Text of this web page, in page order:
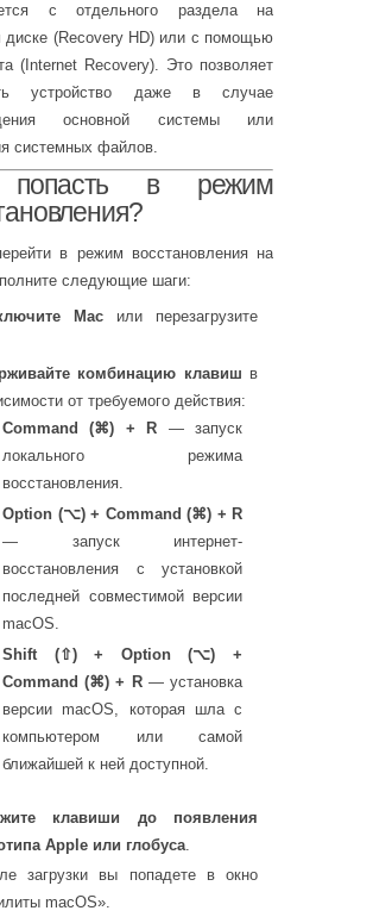
с отдельного раздела на
диске (Recovery HD) или с помощью
(Internet Recovery). Это позволяет
устройство даже в случае
основной системы или
системных файлов.
попасть в режим
в режим восстановления на
следующие шаги:
Mac или перезагрузите
комбинацию клавиш в
от требуемого действия:
Command (⌘) + R — запуск
локального режима
восстановления.
Option (⌥) + Command (⌘) + R
— запуск интернет-
восстановления с установкой
последней совместимой версии
macOS.
Shift (⇧) + Option (⌥) +
Command (⌘) + R— установка
версии macOS, которая шла с
компьютером или самой
ближайшей к ней доступной.
клавиши до появления
Apple или глобуса
загрузки вы попадете в окно
macOS».